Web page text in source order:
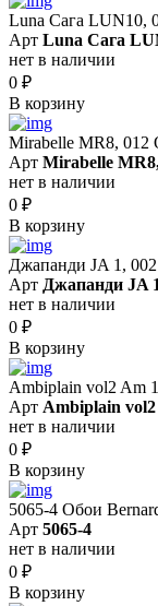
Luna Сага LUN10,
Арт Luna Сага
нет в наличии
0 ₽
В корзину
Mirabelle MR8, 012
Арт Mirabelle
нет в наличии
0 ₽
В корзину
Джапанди JA 1,
Арт Джапанди JA
нет в наличии
0 ₽
В корзину
Ambiplain vol2 Am
Арт Ambiplain vol2
нет в наличии
0 ₽
В корзину
5065-4 Обои
Арт 5065-4
нет в наличии
0 ₽
В корзину